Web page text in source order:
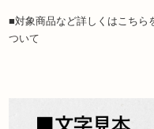
■対象商品など詳しくはこち
ついて